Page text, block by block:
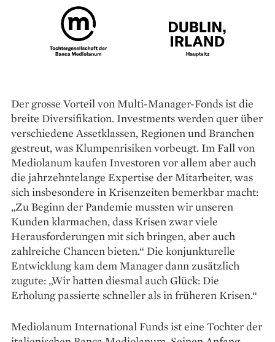
Der grosse Vorteil von Multi-Manager-Fonds ist die
breite Diversifikation. Investments werden quer über
verschiedene Assetklassen, ­Regionen und Branchen
gestreut, was Klumpenrisiken vorbeugt. Im Fall von
Mediolanum kaufen Investoren vor allem aber auch
die jahrzehntelange Expertise der Mitarbeiter, was
sich insbesondere in Krisenzeiten bemerkbar macht:
„Zu Beginn der Pandemie mussten wir unseren
Kunden klar­machen, dass Krisen zwar viele
Herausforderungen mit sich bringen, aber auch
zahlreiche Chancen bieten.“ Die konjunkturelle
Entwicklung kam dem Manager dann zusätzlich
zugute: „Wir hatten diesmal auch Glück: Die
Erholung passierte schneller als in früheren Krisen.“
Mediolanum International Funds ist eine Tochter der